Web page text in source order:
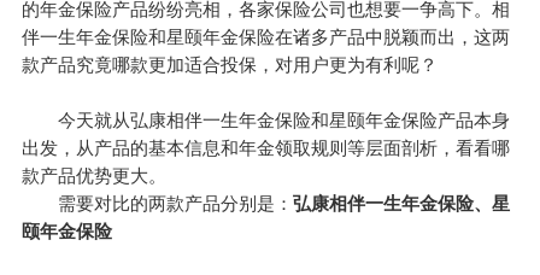
的年金保险产品纷纷亮相，各家保险公司也想要一争高下。相
伴一生年金保险和星颐年金保险在诸多产品中脱颖而出，这两
款产品究竟哪款更加适合投保，对用户更为有利呢？
今天就从弘康相伴一生年金保险和星颐年金保险产品本身
出发，从产品的基本信息和年金领取规则等层面剖析，看看哪
款产品优势更大。
需要对比的两款产品分别是 ： 弘康相伴一生年金保险、 星
颐年金保险